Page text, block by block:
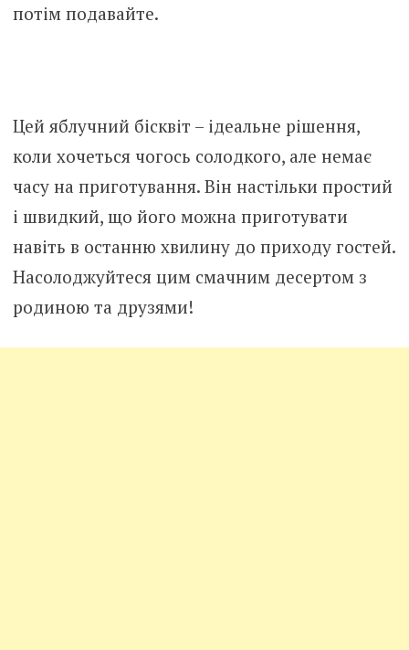
потім подавайте.
Цей яблучний бісквіт – ідеальне рішення,
коли хочеться чогось солодкого, але немає
часу на приготування. Він настільки простий
і швидкий, що його можна приготувати
навіть в останню хвилину до приходу гостей.
Насолоджуйтеся цим смачним десертом з
родиною та друзями!